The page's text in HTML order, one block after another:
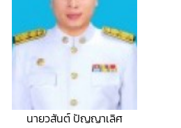
นายวสันต์ ปัญญาเลิศ